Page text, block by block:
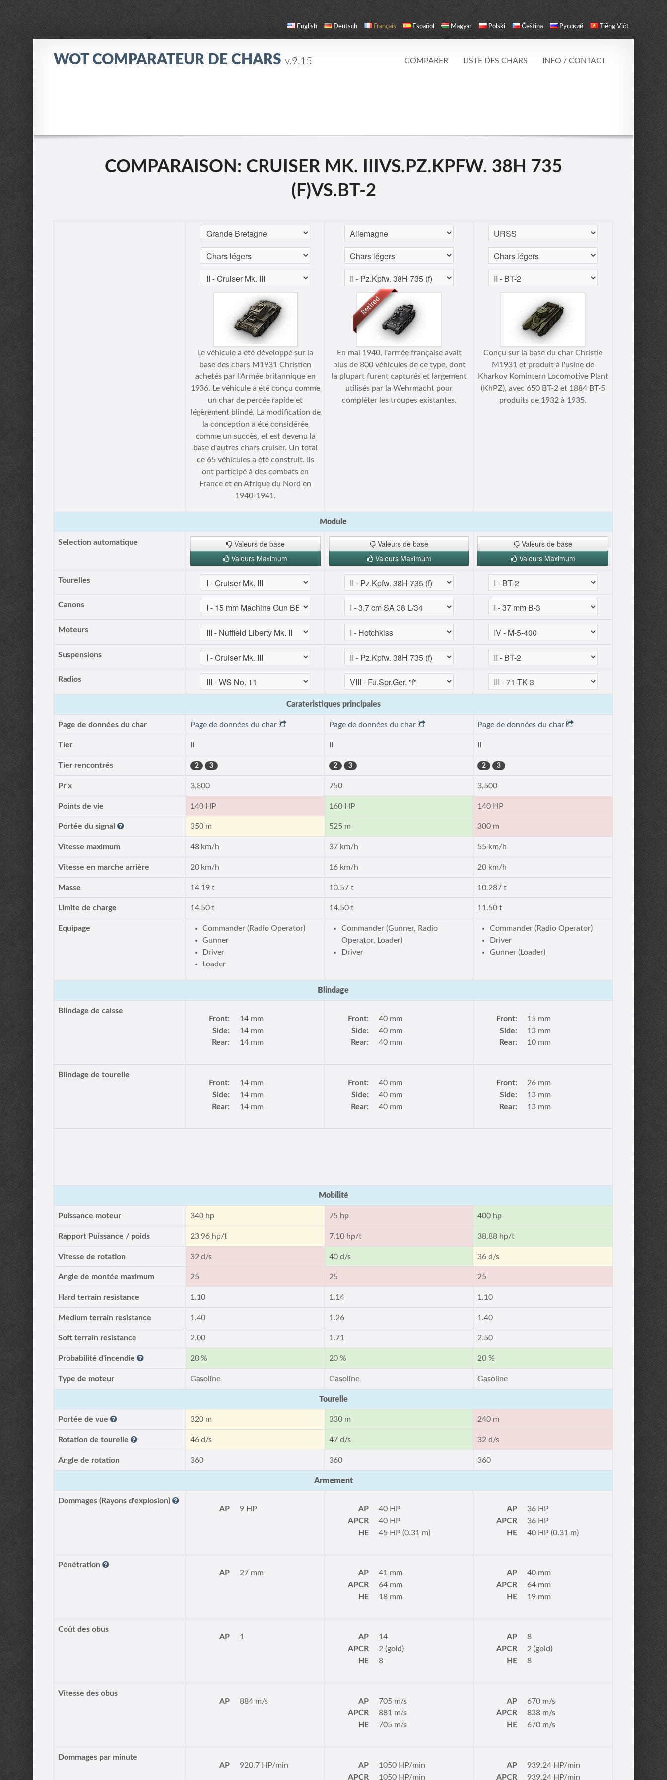
English Deutsch Français Español Magyar Polski Čeština Русский Tiếng Việt
WOT COMPARATEUR DE CHARSv.9.15 COMPARER LISTE DES CHARS INFO / CONTACT
COMPARAISON: CRUISER MK. IIIVS.PZ.KPFW. 38H 735
(F)VS.BT-2
Le véhicule a été développé sur la
base des chars M1931 Christien
achetés par l'Armée britannique en
1936. Le véhicule a été conçu comme
un char de percée rapide et
légèrement blindé. La modification de
la conception a été considérée
comme un succès, et est devenu la
base d'autres chars cruiser. Un total
de 65 véhicules a été construit. Ils
ont participé à des combats en
France et en Afrique du Nord en
1940-1941.
En mai 1940, l'armée française avait
plus de 800 véhicules de ce type, dont
la plupart furent capturés et largement
utilisés par la Wehrmacht pour
compléter les troupes existantes.
Conçu sur la base du char Christie
M1931 et produit à l'usine de
Kharkov Komintern Locomotive Plant
(KhPZ), avec 650 BT-2 et 1884 BT-5
produits de 1932 à 1935.
Module
Selection automatique
Valeurs de base
Valeurs Maximum
Valeurs de base
Valeurs Maximum
Valeurs de base
Valeurs Maximum
Tourelles
Canons
Moteurs
Suspensions
Radios
Carateristiques principales
Page de données du char Page de données du char Page de données du char Page de données du char
Tier
Tier rencontrés 2 3 2 3 2 3
Prix 3,800 750 3,500
Points de vie 140 HP 160 HP 140 HP
Portée du signal 350 m 525 m 300 m
Vitesse maximum 48 km/h 37 km/h 55 km/h
Vitesse en marche arrière 20 km/h 16 km/h 20 km/h
Masse 14.19 t 10.57 t 10.287 t
Limite de charge 14.50 t 14.50 t 11.50 t
Equipage
Commander (Radio Operator)
Gunner
Driver
Loader
Commander (Gunner, Radio
Operator, Loader)
Driver
Commander (Radio Operator)
Driver
Gunner (Loader)
Blindage
Blindage de caisse
Front:
14 mm
Side:
14 mm
Rear:
14 mm
Front:
40 mm
Side:
40 mm
Rear:
40 mm
Front:
15 mm
Side:
13 mm
Rear:
10 mm
Blindage de tourelle
Front:
14 mm
Side:
14 mm
Rear:
14 mm
Front:
40 mm
Side:
40 mm
Rear:
40 mm
Front:
26 mm
Side:
13 mm
Rear:
13 mm
Mobilité
Puissance moteur 340 hp 75 hp 400 hp
Rapport Puissance / poids 23.96 hp/t 7.10 hp/t 38.88 hp/t
Vitesse de rotation 32 d/s 40 d/s 36 d/s
Angle de montée maximum 25 25 25
Hard terrain resistance 1.10 1.14 1.10
Medium terrain resistance 1.40 1.26 1.40
Soft terrain resistance 2.00 1.71 2.50
Probabilité d'incendie 20 % 20 % 20 %
Type de moteur Gasoline Gasoline Gasoline
Tourelle
Portée de vue 320 m 330 m 240 m
Rotation de tourelle 46 d/s 47 d/s 32 d/s
Angle de rotation 360 360 360
Armement
Dommages (Rayons d'explosion)
AP
9 HP AP
40 HP
APCR
40 HP
HE
45 HP (0.31 m)
AP
36 HP
APCR
36 HP
HE
40 HP (0.31 m)
Pénétration
AP
27 mm AP
41 mm
APCR
64 mm
HE
18 mm
AP
40 mm
APCR
64 mm
HE
19 mm
Coût des obus
AP
1 AP
14
APCR
2 (gold)
HE
8
AP
8
APCR
2 (gold)
HE
8
Vitesse des obus
AP
884 m/s AP
705 m/s
APCR
881 m/s
HE
705 m/s
AP
670 m/s
APCR
838 m/s
HE
670 m/s
Dommages par minute
AP
920.7 HP/min AP
1050 HP/min
APCR
1050 HP/min
AP
939.24 HP/min
APCR
939.24 HP/min